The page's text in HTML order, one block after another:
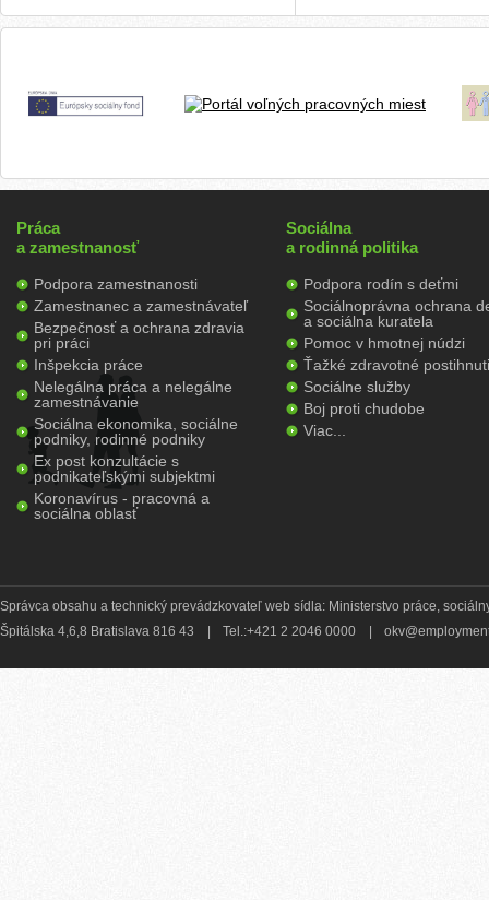
Práca
a zamestnanosť
Podpora zamestnanosti
Zamestnanec a zamestnávateľ
Bezpečnosť a ochrana zdravia
pri práci
Inšpekcia práce
Nelegálna práca a nelegálne
zamestnávanie
Sociálna ekonomika, sociálne
podniky, rodinné podniky
Ex post konzultácie s
podnikateľskými subjektmi
Koronavírus - pracovná a
sociálna oblasť
Sociálna
a rodinná politika
Podpora rodín s deťmi
Sociálnoprávna ochrana
a sociálna kuratela
Pomoc v hmotnej núdzi
Ťažké zdravotné
Sociálne služby
Boj proti chudobe
Viac...
Správca obsahu a technický prevádzkovateľ web sídla: Ministerstvo práce,
Špitálska 4,6,8 Bratislava 816 43
Tel.:+421 2 2046 0000